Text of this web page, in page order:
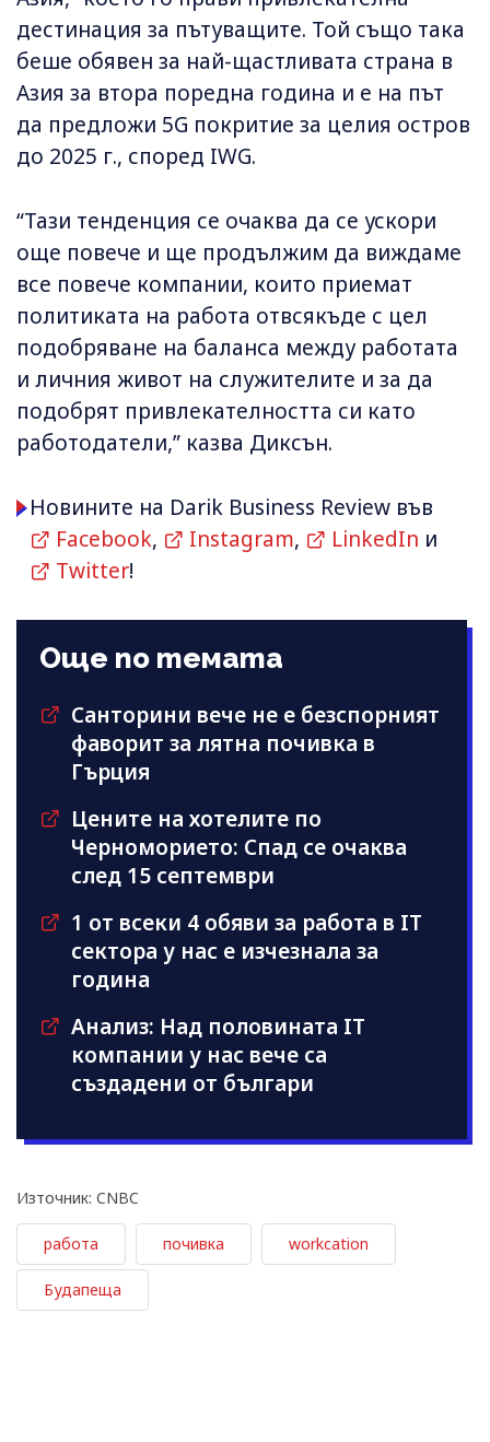
дестинация за пътуващите. Той също така
беше обявен за най-щастливата страна в
Азия за втора поредна година и е на път
да предложи 5G покритие за целия остров
до 2025 г., според IWG.
“Тази тенденция се очаква да се ускори
още повече и ще продължим да виждаме
все повече компании, които приемат
политиката на работа отвсякъде с цел
подобряване на баланса между работата
и личния живот на служителите и за да
подобрят привлекателността си като
работодатели,” казва Диксън.
Новините на Darik Business Review във
Facebook, Instagram, LinkedIn и
Twitter!
Още по темата
Санторини вече не е безспорният
фаворит за лятна почивка в
Гърция
Цените на хотелите по
Черноморието: Спад се очаква
след 15 септември
1 от всеки 4 обяви за работа в IT
сектора у нас е изчезнала за
година
Анализ: Над половината IT
компании у нас вече са
създадени от българи
Източник: CNBC
работа почивка workcation
Будапеща